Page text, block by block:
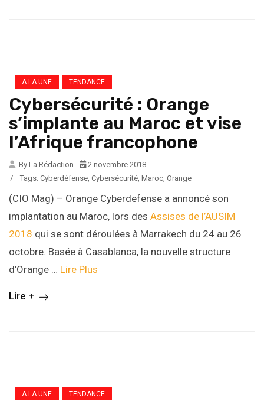
A LA UNE TENDANCE
Cybersécurité : Orange
s’implante au Maroc et vise
l’Afrique francophone
By La Rédaction
2 novembre 2018
/
Tags: Cyberdéfense Cybersécurité Maroc Orange
(CIO Mag) – Orange Cyberdefense a annoncé son
implantation au Maroc, lors des Assises de l’AUSIM
2018 qui se sont déroulées à Marrakech du 24 au 26
octobre. Basée à Casablanca, la nouvelle structure
d’Orange … Lire Plus
Lire +
A LA UNE TENDANCE